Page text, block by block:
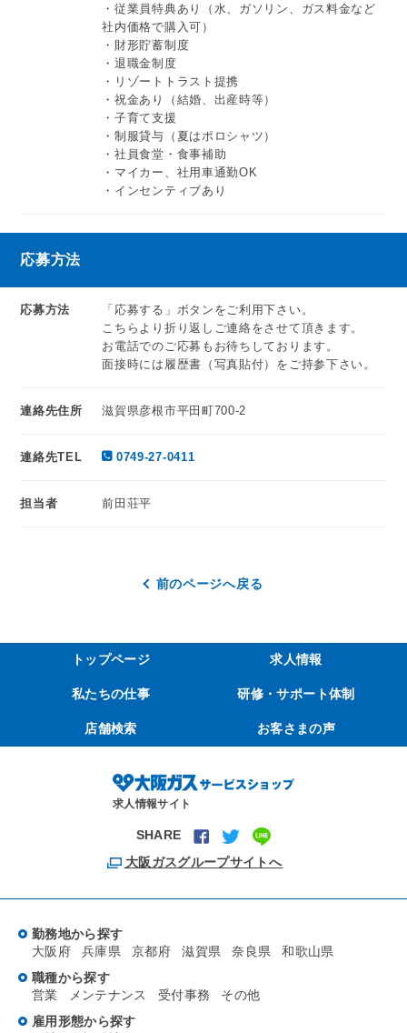
・従業員特典あり（水、ガソリン、ガス料金など
社内価格で購入可）
・財形貯蓄制度
・退職金制度
・リゾートトラスト提携
・祝金あり（結婚、出産時等）
・子育て支援
・制服貸与（夏はポロシャツ）
・社員食堂・食事補助
・マイカー、社用車通勤OK
・インセンティブあり
応募方法
応募方法
「応募する」ボタンをご利用下さい。
こちらより折り返しご連絡をさせて頂きます。
お電話でのご応募もお待ちしております。
面接時には履歴書（写真貼付）をご持参下さい。
連絡先住所 滋賀県彦根市平田町700-2
連絡先TEL 0749-27-0411
担当者 前田荘平
前のページへ戻る
トップページ 求人情報
私たちの仕事 研修・サポート体制
店舗検索 お客さまの声
求人情報サイト
SHARE
大阪ガスグループサイトへ
勤務地から探す
大阪府
兵庫県 京都府 滋賀県 奈良県
和歌山県
職種から探す
営業
メンテナンス 受付事務
その他
雇用形態から探す